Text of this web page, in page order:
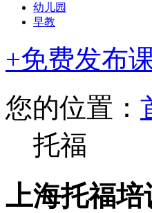
幼儿园
早教
+免费发布
您的位置：
托福
上海托福培